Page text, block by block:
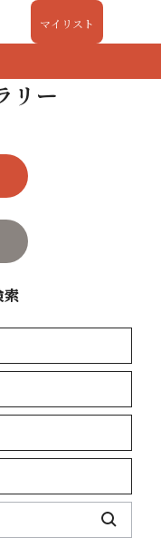
マイリスト
リー
索